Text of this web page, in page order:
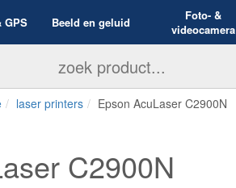
GPS Beeld en geluid
Foto- &
videocamera
laser printers Epson AcuLaser C2900N
C2900N